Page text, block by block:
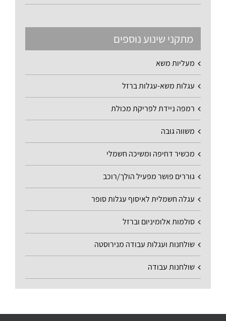
מתקני שינוע נוספים
מעליות משא
עגלות משא-עגלות ברזל
רמפה ניידת לפריקת מכולת
משווה גובה
מכשיר דחיפה ומשיכה חשמלי
גוררים פושר מפעיל הולך/רוכב
עגלה חשמלית לאיסוף עגלות סופר
סולמות אלומיניום וברזל
שולחנות ועגלות עבודה מנירוסטה
שולחנות עבודה